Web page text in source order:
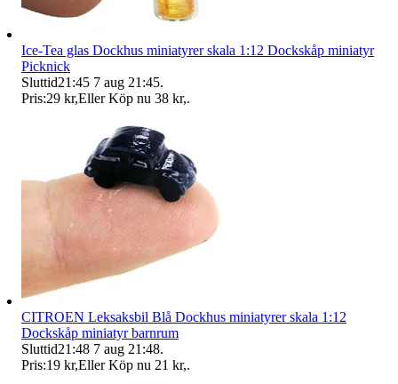
Ice-Tea glas Dockhus miniatyrer skala 1:12 Dockskåp miniatyr
Picknick
Sluttid21:45 7 aug 21:45.
Pris:29 kr,Eller Köp nu 38 kr,.
CITROEN Leksaksbil Blå Dockhus miniatyrer skala 1:12
Dockskåp miniatyr barnrum
Sluttid21:48 7 aug 21:48.
Pris:19 kr,Eller Köp nu 21 kr,.